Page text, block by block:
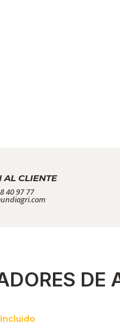
AL CLIENTE
40 97 77
DE
incluido